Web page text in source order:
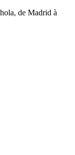
de Madrid à